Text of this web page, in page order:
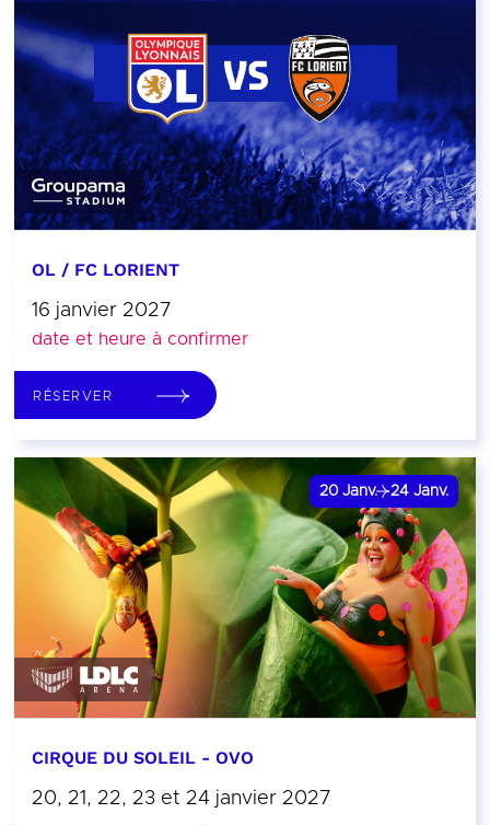
OL / FC LORIENT
16 janvier 2027
date et heure à confirmer
RÉSERVER
20 Janv. 24 Janv.
CIRQUE DU SOLEIL - OVO
20, 21, 22, 23 et 24 janvier 2027